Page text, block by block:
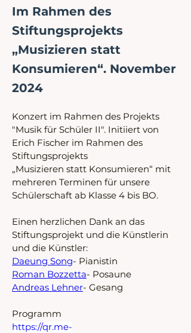
Im Rahmen des
Stiftungsprojekts
„Musizieren statt
Konsumieren“. November
2024
Konzert im Rahmen des Projekts
"Musik für Schüler II". Initiiert von
Erich Fischer im Rahmen des
Stiftungsprojekts
„Musizieren statt Konsumieren“ mit
mehreren Terminen für unsere
Schülerschaft ab Klasse 4 bis BO.
Einen herzlichen Dank an das
Stiftungsprojekt und die Künstlerin
und die Künstler:
Daeung Song- Pianistin
Roman Bozzetta- Posaune
Andreas Lehner- Gesang
Programm
https://qr.me-